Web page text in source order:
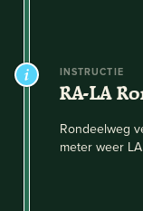
INSTRUCTIE
RA-LA
Rondeelweg
meter weer